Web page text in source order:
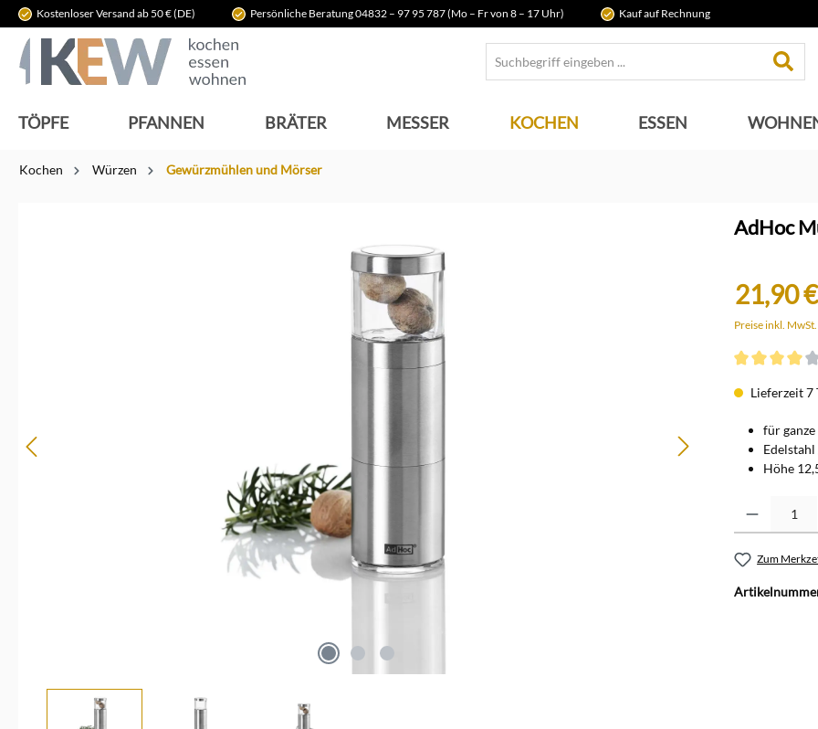
Zur Hauptnavigation springen
Kostenloser Versand ab 50 € (DE) Persönliche Beratung 04832 – 97 95 787 (Mo – Fr von 8 – 17 Uhr) Kauf auf Rechnung
TÖPFE PFANNEN BRÄTER MESSER KOCHEN ESSEN
Kochen Würzen Gewürzmühlen und Mörser
AdHoc
21,90
Preise inkl.
Lieferzeit 7
für
Höhe
Zum